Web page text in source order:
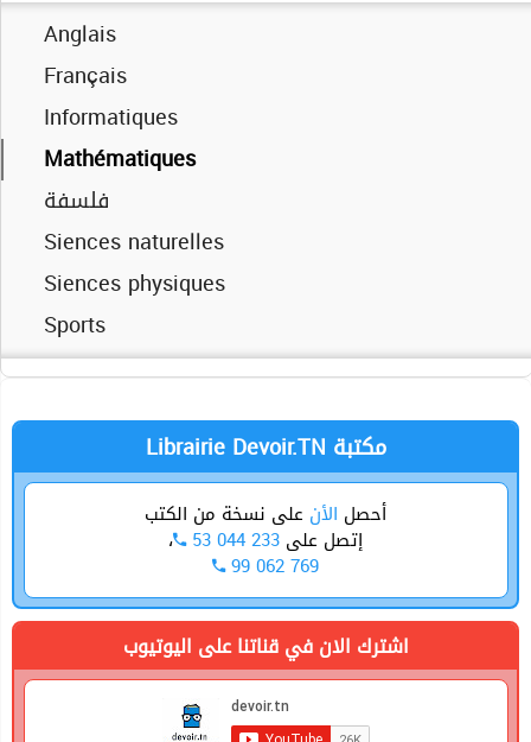
Anglais
Français
Informatiques
Mathématiques
فلسفة
Siences naturelles
Siences physiques
Sports
Technique
Français
Informatiques
Mathématiques
فلسفة
Siences physiques
Technique
Librairie Devoir.TN مكتبة
أحصل الأن على نسخة من الكتب
إتصل على 53 044 233 ،
99 062 769
اشترك الان في قناتنا على اليوتيوب